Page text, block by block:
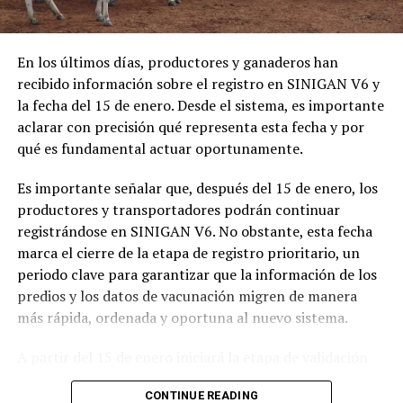
testigos electorales acreditado para cubrir las más de
120 mil mesas habilitadas en todo el país en la
contienda del 31 de mayo.
ADVERTISEMENT
Comitium en Línea: vigilancia electoral desde el
celular.
estará al servicio del actual proceso electoral en las
la Policía Nacional no debió negarse a realizar la
calificación de la pérdida de la capacidad laboral a partir
de las normas que regulan la calidad de beneficiarios del
subsistema de salud, pues el subsistema pensional de los
miembros de la Policía Nacional no impide que los
eventuales beneficiarios de la sustitución pensional
soliciten dicha calificación después de superar los 25
También la Sala de Revisión consideró que el Grupo de
Pensiones de la Policía Nacional no debió negarse al
reconocimiento pensional y que le correspondía acoger
el dictamen de pérdida de capacidad laboral expedido
por una junta regional de calificación de invalidez,
aportado porFelipe, pues los dictámenes de la Junta
En los últimos días, productores y ganaderos han
recibido información sobre el registro en SINIGAN V6 y
la fecha del 15 de enero. Desde el sistema, es importante
aclarar con precisión qué representa esta fecha y por
qué es fundamental actuar oportunamente.
Es importante señalar que, después del 15 de enero, los
productores y transportadores podrán continuar
registrándose en SINIGAN V6. No obstante, esta fecha
marca el cierre de la etapa de registro prioritario, un
periodo clave para garantizar que la información de los
predios y los datos de vacunación migren de manera
más rápida, ordenada y oportuna al nuevo sistema.
de predios. Durante esta fase, los productores y
CONTINUE READING